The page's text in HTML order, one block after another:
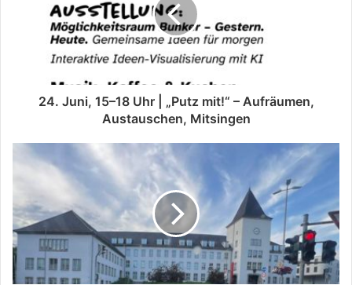
24. Juni, 15–18 Uhr | „Putz mit!“ – Aufräumen,
Austauschen, Mitsingen